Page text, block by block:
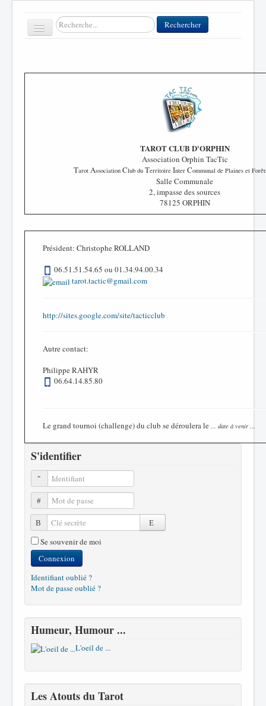
Toggle
Rechercher Rechercher
TAROT CLUB D'ORPHIN
Association Orphin TacTic
Tarot Association Club du Territoire Inter Communal de Plaines et
Salle Communale
2, impasse des sources
78125 ORPHIN
Président: Christophe ROLLAND
06.51.51.54.65 ou 01.34.94.00.34
tarot.tactic@gmail.com
http://sites.google.com/site/tacticclub
Autre contact:
Philippe RAHYR
06.64.14.85.80
Le grand tournoi (challenge) du club se déroulera le ... date à venir ...
S'identifier
Identifiant
Mot de passe
Clé secrète
Se souvenir de moi
Connexion
Identifiant oublié ?
Mot de passe oublié ?
Humeur, Humour ...
L'oeil de ...
Les Atouts du Tarot